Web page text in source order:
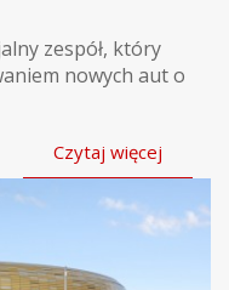
zespół, który
nowych aut o
Czytaj więcej